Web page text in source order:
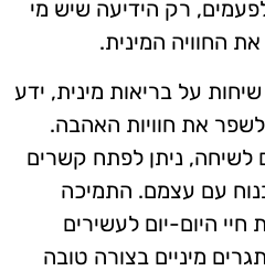
רק הידיעה שיש מי
החוויה המינית.
על בריאות מינית, ידע
את חוויות האהבה.
לשיחה, ניתן לפתח קשרים
בנוח עם עצמם. התמיכה
היום-יום לעשירים
מיניים בצורה טובה